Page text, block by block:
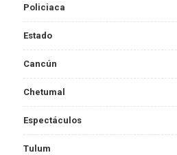
Policiaca
Estado
Cancún
Chetumal
Espectáculos
Tulum